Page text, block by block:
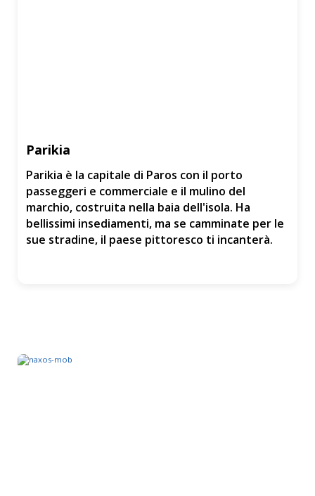
Parikia
Parikia è la capitale di Paros con il porto
passeggeri e commerciale e il mulino del
marchio, costruita nella baia dell'isola. Ha
bellissimi insediamenti, ma se camminate per le
sue stradine, il paese pittoresco ti incanterà.